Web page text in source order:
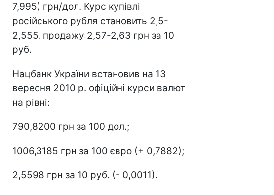
7,995) грн/дол. Курс купівлі
російського рубля становить 2,5-
2,555, продажу 2,57-2,63 грн за 10
руб.
Нацбанк України встановив на 13
вересня 2010 р. офіційні курси валют
на рівні:
790,8200 грн за 100 дол.;
1006,3185 грн за 100 євро (+ 0,7882);
2,5598 грн за 10 руб. (- 0,0011).